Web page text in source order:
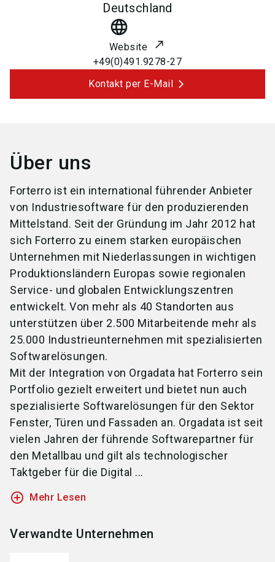
Deutschland
language
Website
+49(0)491.9278-27
Kontakt per E-Mail
Über uns
Forterro ist ein international führender Anbieter
von Industriesoftware für den produzierenden
Mittelstand. Seit der Gründung im Jahr 2012 hat
sich Forterro zu einem starken europäischen
Unternehmen mit Niederlassungen in wichtigen
Produktionsländern Europas sowie regionalen
Service- und globalen Entwicklungszentren
entwickelt. Von mehr als 40 Standorten aus
unterstützen über 2.500 Mitarbeitende mehr als
25.000 Industrieunternehmen mit spezialisierten
Softwarelösungen.
Mit der Integration von Orgadata hat Forterro sein
Portfolio gezielt erweitert und bietet nun auch
spezialisierte Softwarelösungen für den Sektor
Fenster, Türen und Fassaden an. Orgadata ist seit
vielen Jahren der führende Softwarepartner für
den Metallbau und gilt als technologischer
Taktgeber für die Digital ...
add_circle_outline Mehr Lesen
Verwandte Unternehmen